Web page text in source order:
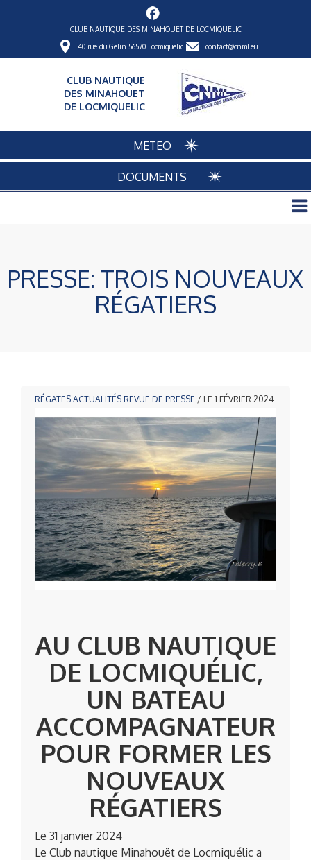
CLUB NAUTIQUE DES MINAHOUET DE LOCMIQUELIC
40 rue du Gelin 56570 Locmiquelic contact@cnml.eu
CLUB NAUTIQUE
DES MINAHOUET
DE LOCMIQUELIC
METEO
DOCUMENTS
PRESSE: TROIS NOUVEAUX
RÉGATIERS
RÉGATES ACTUALITÉS REVUE DE PRESSE / LE 1 FÉVRIER 2024
AU CLUB NAUTIQUE
DE LOCMIQUÉLIC,
UN BATEAU
ACCOMPAGNATEUR
POUR FORMER LES
NOUVEAUX
RÉGATIERS
Le 31 janvier 2024
Le Club nautique Minahouët de Locmiquélic a